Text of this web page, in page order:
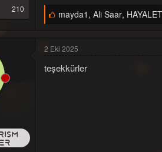
210
B
n
l
mayda1 , Ali Saar,
2 Eki 2025
teşekkürler